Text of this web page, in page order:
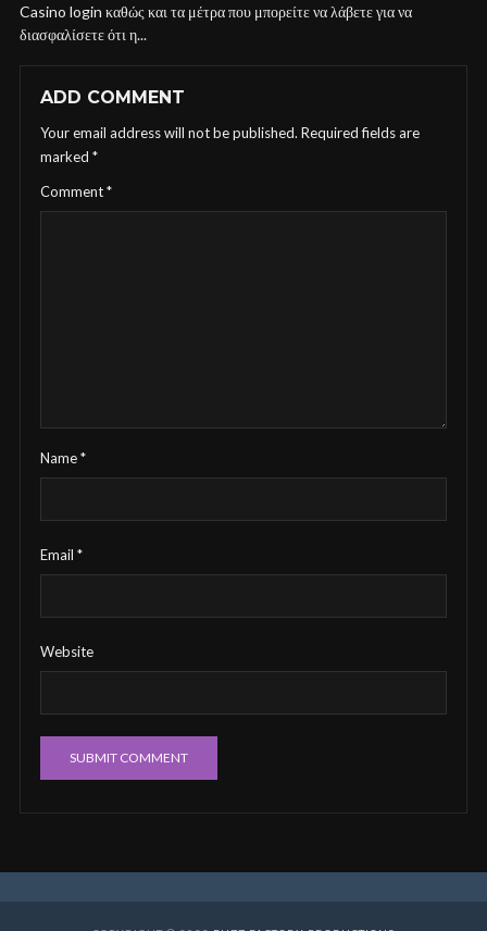
Casino login καθώς και τα μέτρα που μπορείτε να λάβετε για να
διασφαλίσετε ότι η...
ADD COMMENT
Your email address will not be published. Required fields are
marked *
Comment*
Name*
Email *
Website